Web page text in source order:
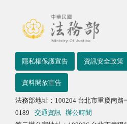
隱私權保護宣告 資訊安全政策
資料開放宣告
法務部地址：100204 台北市重慶南
0189
交通資訊
辦公時間